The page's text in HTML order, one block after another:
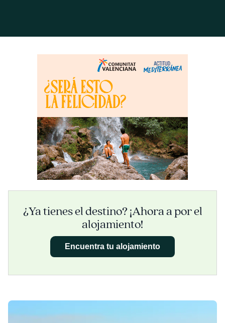
¿Ya tienes el destino? ¡Ahora a por el
alojamiento!
Encuentra tu alojamiento